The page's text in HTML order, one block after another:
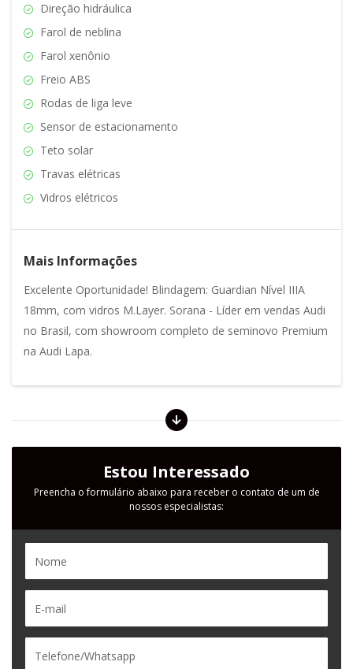
Direção hidráulica
Farol de neblina
Farol xenônio
Freio ABS
Rodas de liga leve
Sensor de estacionamento
Teto solar
Travas elétricas
Vidros elétricos
Mais Informações
Excelente Oportunidade! Blindagem: Guardian Nível IIIA
18mm, com vidros M.Layer. Sorana - Líder em vendas Audi
no Brasil, com showroom completo de seminovo Premium
na Audi Lapa.
Estou Interessado
Preencha o formulário abaixo para receber o contato de um de
nossos especialistas: